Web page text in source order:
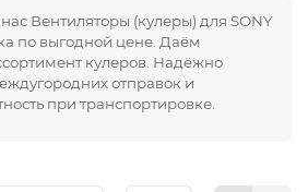
Вентиляторы (кулеры) для SONY
по выгодной цене. Даём
кулеров. Надёжно
отправок и
при транспортировке.